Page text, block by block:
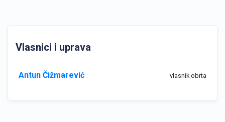
Vlasnici i uprava
Antun Čižmarević vlasnik obrta